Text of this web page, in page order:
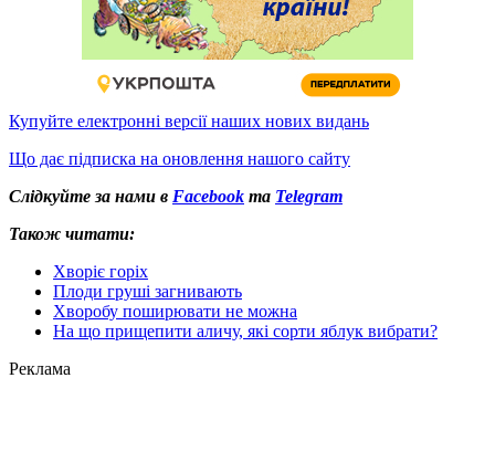
Купуйте електронні версії наших нових видань
Що дає підписка на оновлення нашого сайту
Слідкуйте за нами в Facebook та Telegram
Також читати:
Хворіє горіх
Плоди груші загнивають
Хворобу поширювати не можна
На що прищепити аличу, які сорти яблук вибрати?
Реклама